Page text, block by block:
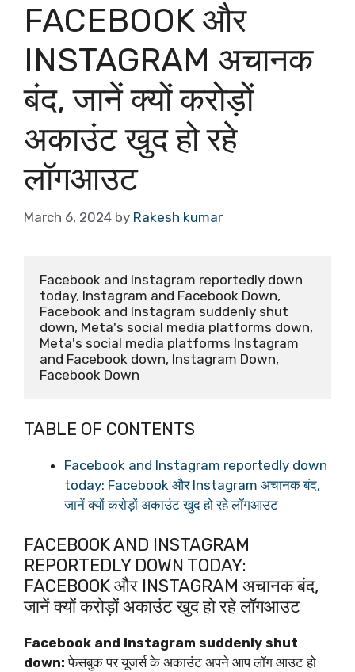
FACEBOOK और
INSTAGRAM अचानक
बंद, जानें क्यों करोड़ों
अकाउंट खुद हो रहे
लॉगआउट
March 6, 2024 by Rakesh kumar
Facebook and Instagram reportedly down
today, Instagram and Facebook Down,
Facebook and Instagram suddenly shut
down, Meta's social media platforms down,
Meta's social media platforms Instagram
and Facebook down, Instagram Down,
Facebook Down
TABLE OF CONTENTS
Facebook and Instagram reportedly down
today: Facebook और Instagram अचानक बंद,
जानें क्यों करोड़ों अकाउंट खुद हो रहे लॉगआउट
FACEBOOK AND INSTAGRAM
REPORTEDLY DOWN TODAY:
FACEBOOK और INSTAGRAM अचानक बंद,
जानें क्यों करोड़ों अकाउंट खुद हो रहे लॉगआउट
Facebook and Instagram suddenly shut
down: फेसबुक पर यूजर्स के अकाउंट अपने आप लॉग आउट हो